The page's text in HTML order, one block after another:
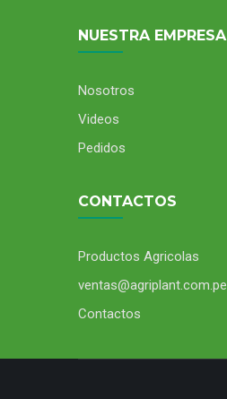
NUESTRA EMPRESA
Nosotros
Videos
Pedidos
CONTACTOS
Productos Agricolas
ventas@agriplant.com.pe
Contactos